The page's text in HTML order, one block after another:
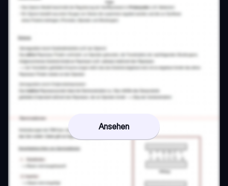
Ansehen